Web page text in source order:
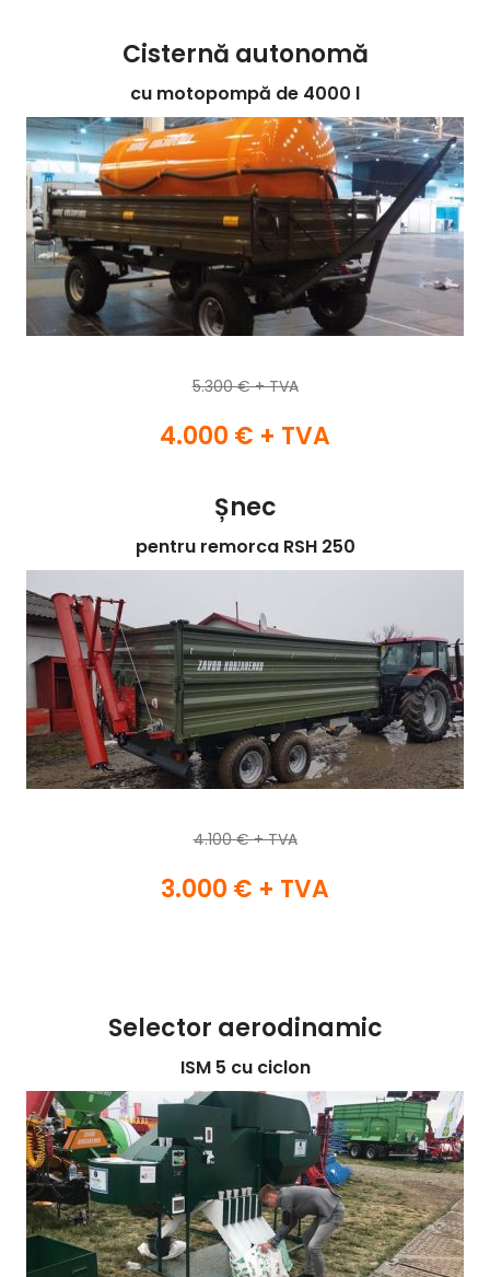
Cisternă autonomă
cu motopompă de 4000 l
5.300 € + TVA
4.000 € + TVA
Șnec
pentru remorca RSH 250
4.100 € + TVA
3.000 € + TVA
Selector aerodinamic
ISM 5 cu ciclon